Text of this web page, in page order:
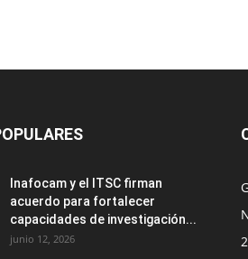
Inafocam y el ITSC firman
acuerdo para fortalecer
capacidades de investigación...
junio 12, 2026